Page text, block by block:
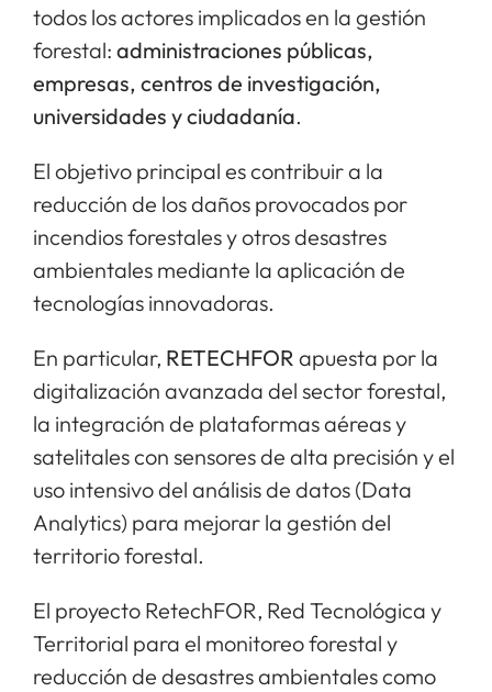
todos los actores implicados en la gestión
forestal: administraciones públicas,
empresas, centros de investigación,
universidades y ciudadanía.
El objetivo principal es contribuir a la
reducción de los daños provocados por
incendios forestales y otros desastres
ambientales mediante la aplicación de
tecnologías innovadoras.
En particular, RETECHFOR apuesta por la
digitalización avanzada del sector forestal,
la integración de plataformas aéreas y
satelitales con sensores de alta precisión y el
uso intensivo del análisis de datos (Data
Analytics) para mejorar la gestión del
territorio forestal.
El proyecto RetechFOR, Red Tecnológica y
Territorial para el monitoreo forestal y
reducción de desastres ambientales como